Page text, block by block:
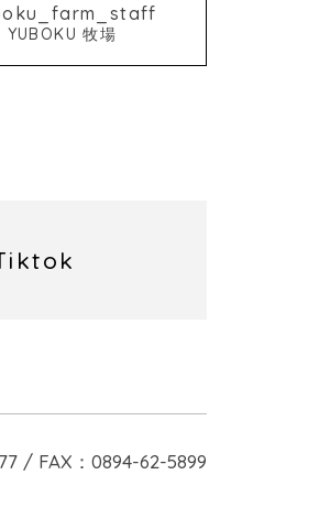
YUBOKU 牧場
/ FAX：0894-62-5899